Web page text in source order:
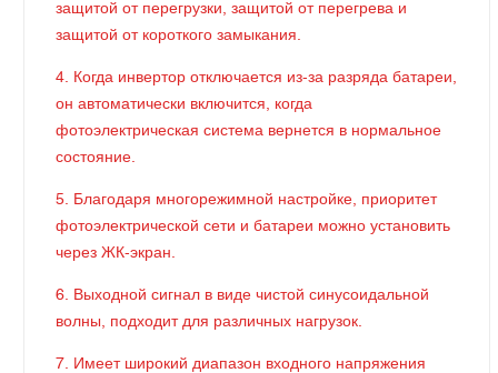
защитой от перегрузки, защитой от перегрева и
защитой от короткого замыкания.
4. Когда инвертор отключается из-за разряда батареи,
он автоматически включится, когда
фотоэлектрическая система вернется в нормальное
состояние.
5. Благодаря многорежимной настройке, приоритет
фотоэлектрической сети и батареи можно установить
через ЖК-экран.
6. Выходной сигнал в виде чистой синусоидальной
волны, подходит для различных нагрузок.
7. Имеет широкий диапазон входного напряжения